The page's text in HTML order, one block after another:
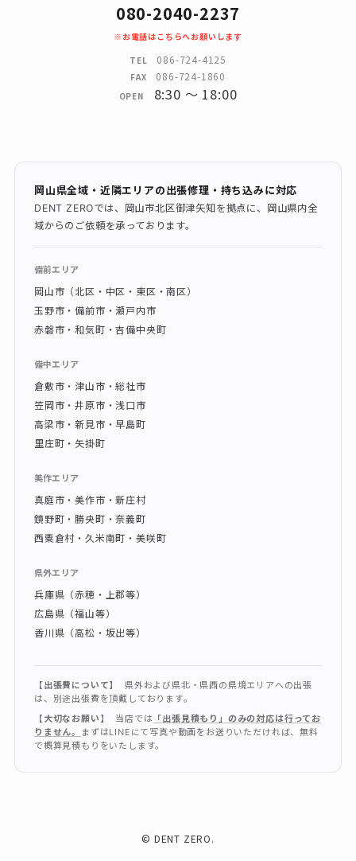
080-2040-2237
※お電話はこちらへお願いします
TEL
086-724-4125
FAX 086-724-1860
OPEN 8:30 〜 18:00
岡山県全域・近隣エリアの出張修理・持ち込みに対応
DENT ZEROでは、岡山市北区御津矢知を拠点に、岡山県内全
域からのご依頼を承っております。
備前エリア
岡山市（北区・中区・東区・南区）
玉野市・備前市・瀬戸内市
赤磐市・和気町・吉備中央町
備中エリア
倉敷市・津山市・総社市
笠岡市・井原市・浅口市
高梁市・新見市・早島町
里庄町・矢掛町
美作エリア
真庭市・美作市・新庄村
鏡野町・勝央町・奈義町
西粟倉村・久米南町・美咲町
県外エリア
兵庫県（赤穂・上郡等）
広島県（福山等）
香川県（高松・坂出等）
【出張費について】
県外および県北・県西の県境エリアへの出張
は、別途出張費を頂戴しております。
【大切なお願い】
当店では 「出張見積もり」のみの対応は行ってお
りません。
まずはLINEにて写真や動画をお送りいただければ、無料
で概算見積もりをいたします。
© DENT ZERO.